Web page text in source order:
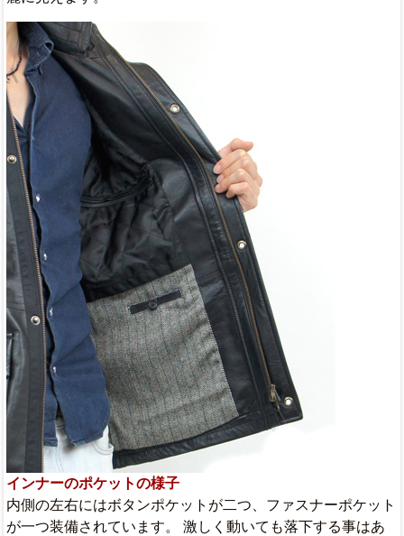
インナーのポケットの様子
内側の左右にはボタンポケットが二つ、ファスナーポケット
が一つ装備されています。 激しく動いても落下する事はあ